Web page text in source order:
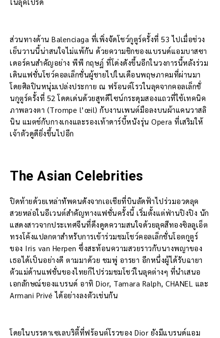
ส่วนทางด้าน Balenciaga ที่เพิ่งจัดโชว์กูตูร์ครั้งที่ 53 ไปเมื่อช่วง
เย็นวานนี้น่าสนใจไม่แพ้กัน ด้วยความชิกของแบรนด์แอมบาสซา
เดอร์คนสำคัญอย่าง พีพี กฤษฏ์ ที่โด่งดังขึ้นอีกในวงการนี้หลังร่วม
เดินแฟชั่นโชว์คอลเล็กชั่นผู้ชายไปในเดือนพฤษภาคมที่ผ่านมา
โดยศิลปินหนุ่มเปล่งประกาย ณ ฟร้อนต์โรวในลุคจากคอลเล็กชั่
นกูตูร์ครั้งที่ 52 โดดเด่นด้วยสูทดีไซน์กระดุมสองแถวที่ใช้เทคนิค
ภาพลวงตา (Trompe l’œil) กับงานเพนต์มือลงบนผ้าแคนวาสลิ
นิน แมตช์กับกางเกงและรองเท้าดาร์บี้หนังรุ่น Opera ที่เสริมให้
เจ้าตัวดูดียิ่งขึ้นไปอีก
The Asian Celebrities
ปิดท้ายด้วยเหล่าทัพคนดังจากเอเชียที่บินลัดฟ้าไปร่วมอวดลุค
สวยหล่อในอีเวนต์สำคัญทางแฟชั่นครั้งนี้ เริ่มตั้งแต่ฟ่านปิงปิง นัก
แสดงสาวจากประเทศจีนที่ดึงดูดความสนใจด้วยลุคสีทองซิลลูเอ็ต
ทรงโค้งแปลกตาสำหรับการเข้าร่วมชมโชว์คอลเล็กชั่นโอตกูตูร์
ของ Iris van Herpen ซึ่งสะท้อนความสวยราวกับนางพญาของ
เธอได้เป็นอย่างดี ตามมาด้วย ชมพู่ อารยา อีกหนึ่งผู้ได้รับฉายา
ตัวแม่ด้านแฟชั่นของไทยก็ไปร่วมชมโชว์ในลุคต่างๆ ที่นำเสนอ
เอกลักษณ์ของแบรนด์ อาทิ Dior, Tamara Ralph, CHANEL และ
Armani Privé ได้อย่างลงตัวเช่นกัน
โดยในบรรดาเซเลบริตี้ที่ฟร้อนต์โรวของ Dior ยังมีแบรนด์แอม